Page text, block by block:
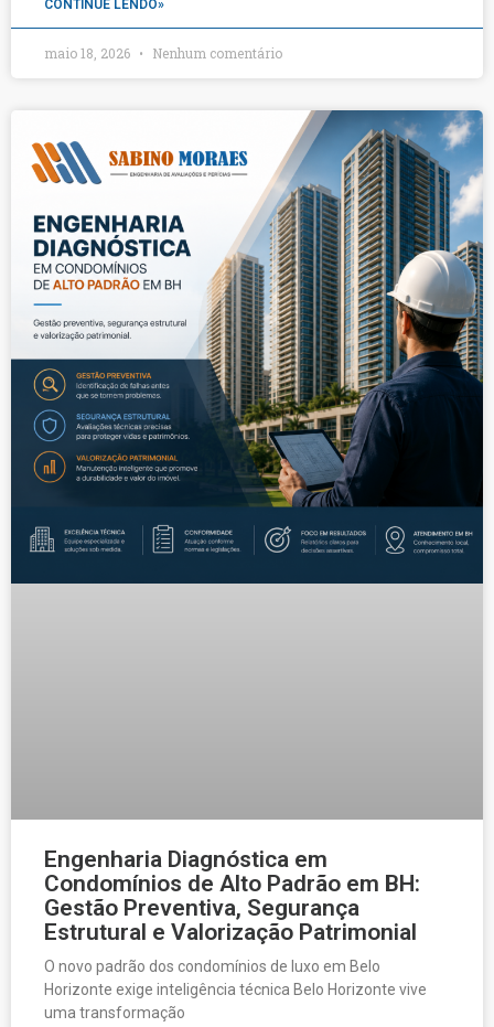
CONTINUE LENDO»
maio 18, 2026 Nenhum comentário
Engenharia Diagnóstica em
Condomínios de Alto Padrão em BH:
Gestão Preventiva, Segurança
Estrutural e Valorização Patrimonial
O novo padrão dos condomínios de luxo em Belo
Horizonte exige inteligência técnica Belo Horizonte vive
uma transformação